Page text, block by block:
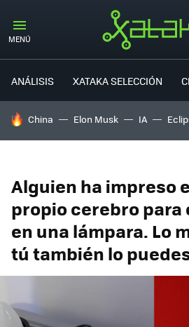
MENÚ
ANÁLISIS XATAKA SELECCIÓN
HOY SE HABLA DE
China Elon Musk IA
Alguien ha impreso
propio cerebro
en una lámpara. Lo
tú también lo